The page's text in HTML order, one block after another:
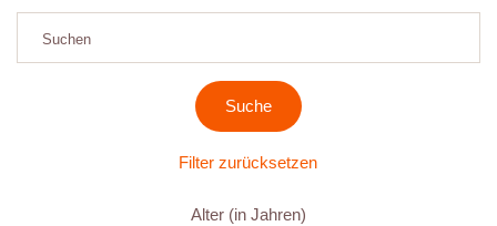
Filter zurücksetzen
Alter (in Jahren)